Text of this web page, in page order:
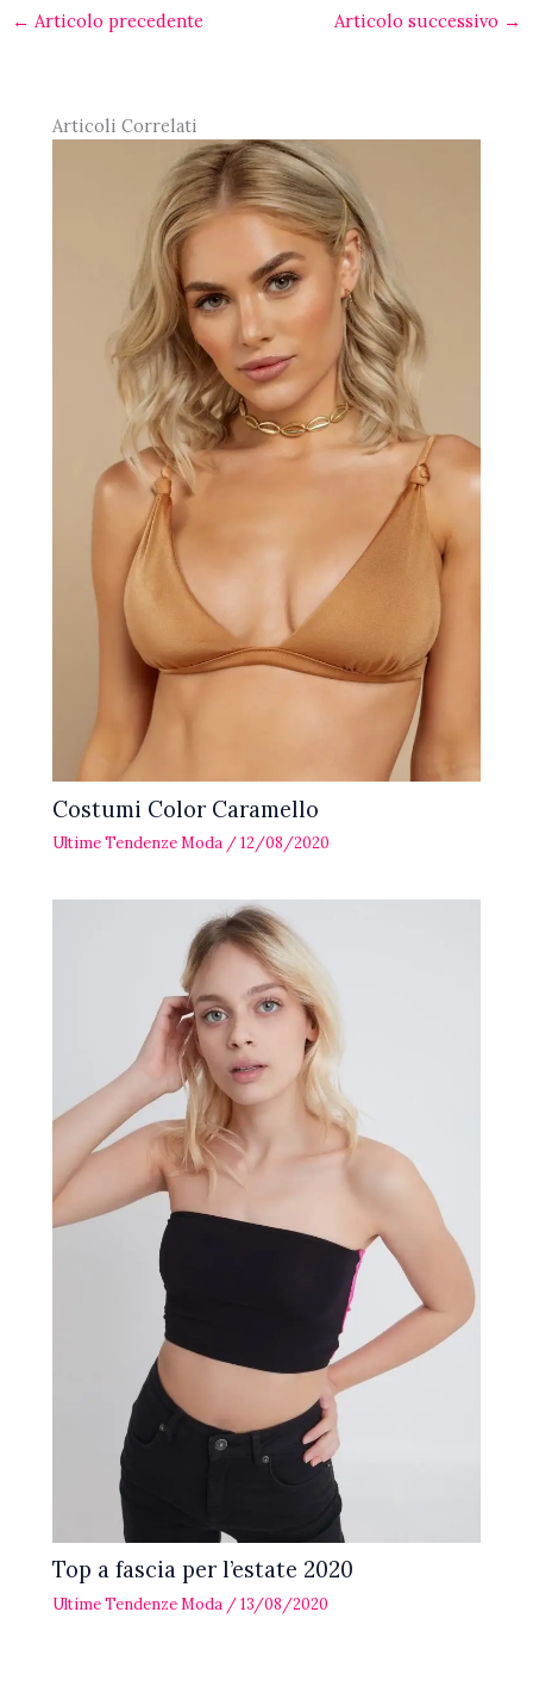
← Articolo precedente Articolo successivo →
Articoli Correlati
Costumi Color Caramello
Ultime Tendenze Moda /12/08/2020
Top a fascia per l’estate 2020
Ultime Tendenze Moda /13/08/2020